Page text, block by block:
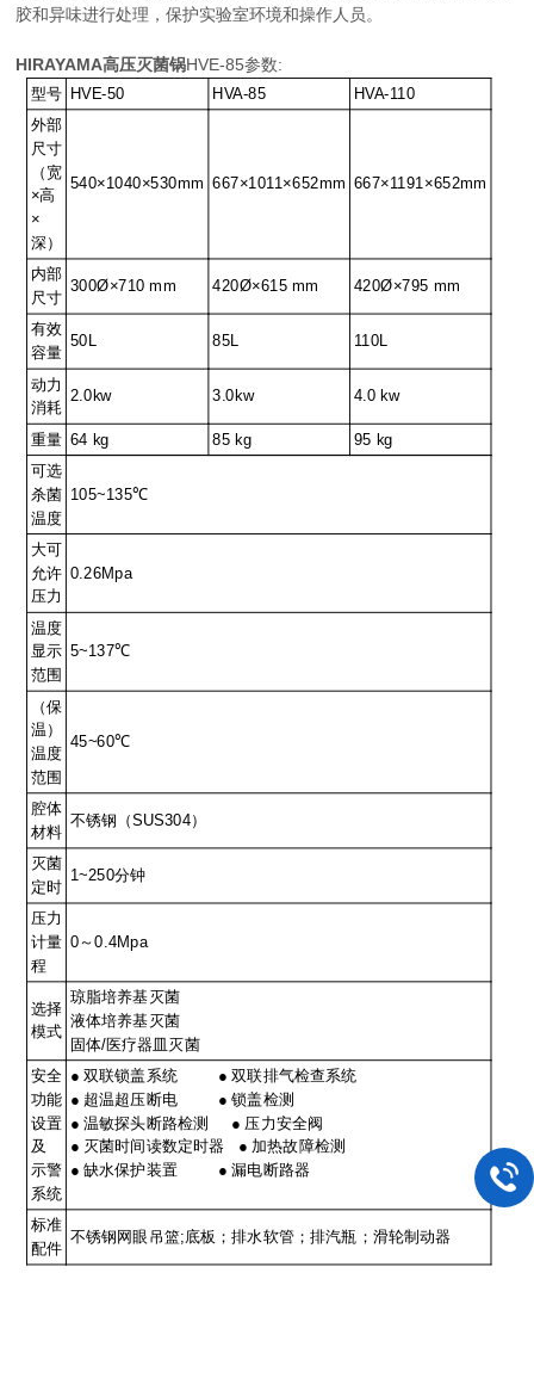
胶和异味进行处理，保护实验室环境和操作人员。
HIRAYAMA高压灭菌锅HVE-85参数:
型号 HVE-50 HVA-85 HVA-110
外部
尺寸
（宽
×高
×
深）
540×1040×530mm 667×1011×652mm 667×1191×652mm
内部
尺寸
300Ø×710 mm 420Ø×615 mm 420Ø×795 mm
有效
容量
50L 85L 110L
动力
消耗
2.0kw 3.0kw 4.0 kw
重量 64 kg 85 kg
95 kg
可选
杀菌
温度
105~135℃
大可
允许
压力
0.26Mpa
温度
显示
范围
5~137℃
（保
温）
温度
范围
45~60℃
腔体
材料
不锈钢（SUS304）
灭菌
定时
1~250分钟
压力
计量
程
0～0.4Mpa
选择
模式
琼脂培养基灭菌
液体培养基灭菌
固体/医疗器皿灭菌
安全
功能
设置
及
示警
系统
● 双联锁盖系统 ● 双联排气检查系统
● 超温超压断电 ● 锁盖检测
● 温敏探头断路检测 ● 压力安全阀
● 灭菌时间读数定时器 ● 加热故障检测
● 缺水保护装置 ● 漏电断路器
标准
配件
不锈钢网眼吊篮;底板；排水软管；排汽瓶；滑轮制动器